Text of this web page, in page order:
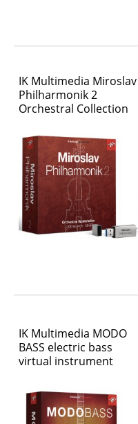
IK Multimedia Miroslav
Philharmonik 2
Orchestral Collection
IK Multimedia MODO
BASS electric bass
virtual instrument